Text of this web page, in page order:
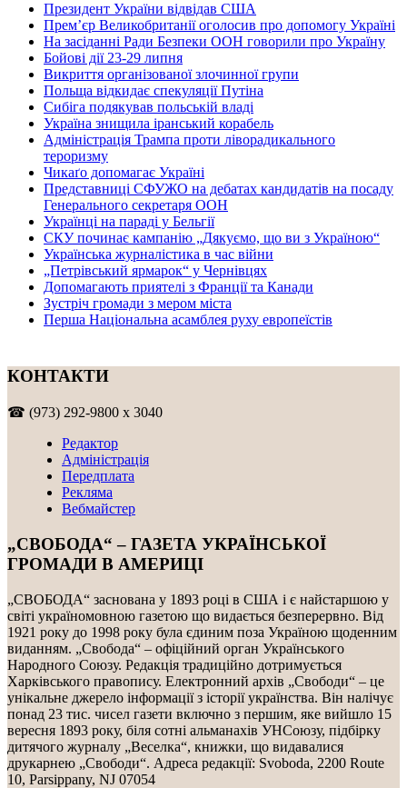
Президент України відвідав США
Прем’єр Великобританії оголосив про допомогу Україні
На засіданні Ради Безпеки ООН говорили про Україну
Бойові дії 23-29 липня
Викриття організованої злочинної групи
Польща відкидає спекуляції Путіна
Сибіга подякував польській владі
Україна знищила іранський корабель
Адміністрація Трампа проти ліворадикального
тероризму
Чикаґо допомагає Україні
Представниці СФУЖО на дебатах кандидатів на посаду
Генерального секретаря ООН
Українці на параді у Бельгії
СКУ починає кампанію „Дякуємо, що ви з Україною“
Українська журналістика в час війни
„Петрівський ярмарок“ у Чернівцях
Допомагають приятелі з Франції та Канади
Зустріч громади з мером міста
Перша Національна асамблея руху европеїстів
КОНТАКТИ
☎ (973) 292-9800 x 3040
Редактор
Адміністрація
Передплата
Рекляма
Вебмайстер
„СВОБОДА“ – ГАЗЕТА УКРАЇНСЬКОЇ
ГРОМАДИ В АМЕРИЦІ
„СВОБОДА“ заснована у 1893 році в США і є найстаршою у
світі україномовною газетою що видається безперервно. Від
1921 року до 1998 року була єдиним поза Україною щоденним
виданням. „Свобода“ – офіційний орган Українського
Народного Союзу. Редакція традиційно дотримується
Харківського правопису. Електронний архів „Свободи“ – це
унікальне джерело інформації з історії українства. Він налічує
понад 23 тис. чисел газети включно з першим, яке вийшло 15
вересня 1893 року, біля сотні альманахів УНСоюзу, підбірку
дитячого журналу „Веселка“, книжки, що видавалися
друкарнею „Свободи“. Адреса редакції: Svoboda, 2200 Route
10, Parsippany, NJ 07054